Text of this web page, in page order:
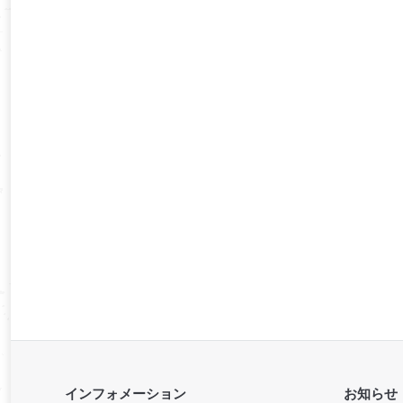
インフォメーション お知らせ